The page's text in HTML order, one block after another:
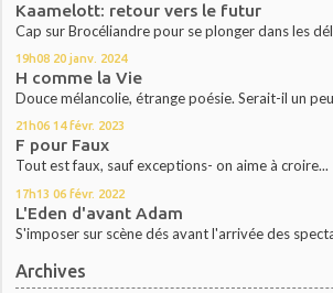
Kaamelott: retour vers le futur
Cap sur Brocéliandre pour se plonger dans les
19h08 20 janv. 2024
H comme la Vie
Douce mélancolie, étrange poésie. Serait-il un
21h06 14 févr. 2023
F pour Faux
Tout est faux, sauf exceptions- on aime à croire...
17h13 06 févr. 2022
L'Eden d'avant Adam
S'imposer sur scène dés avant l'arrivée des
Archives